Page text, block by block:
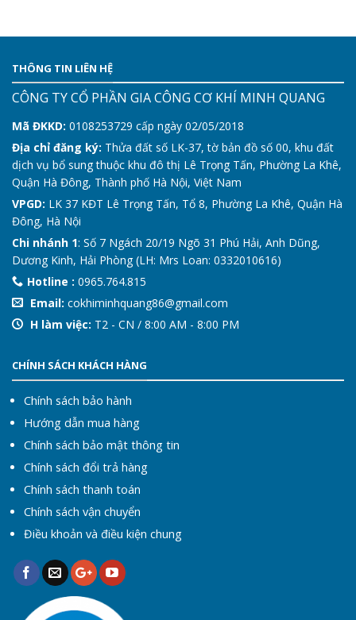
THÔNG TIN LIÊN HỆ
CÔNG TY CỔ PHẦN GIA CÔNG CƠ KHÍ MINH QUANG
Mã ĐKKD: 0108253729 cấp ngày 02/05/2018
Địa chỉ đăng ký: Thửa đất số LK-37, tờ bản đồ số 00, khu đất
dịch vụ bổ sung thuộc khu đô thị Lê Trọng Tấn, Phường La Khê,
Quận Hà Đông, Thành phố Hà Nội, Việt Nam
VPGD: LK 37 KĐT Lê Trọng Tấn, Tổ 8, Phường La Khê, Quận Hà
Đông, Hà Nội
Chi nhánh 1: Số 7 Ngách 20/19 Ngõ 31 Phú Hải, Anh Dũng,
Dương Kinh, Hải Phòng (LH: Mrs Loan: 0332010616)
Hotline : 0965.764.815
Email: cokhiminhquang86@gmail.com
H làm việc: T2 - CN / 8:00 AM - 8:00 PM
CHÍNH SÁCH KHÁCH HÀNG
Chính sách bảo hành
Hướng dẫn mua hàng
Chính sách bảo mật thông tin
Chính sách đổi trả hàng
Chính sách thanh toán
Chính sách vận chuyển
Điều khoản và điều kiện chung